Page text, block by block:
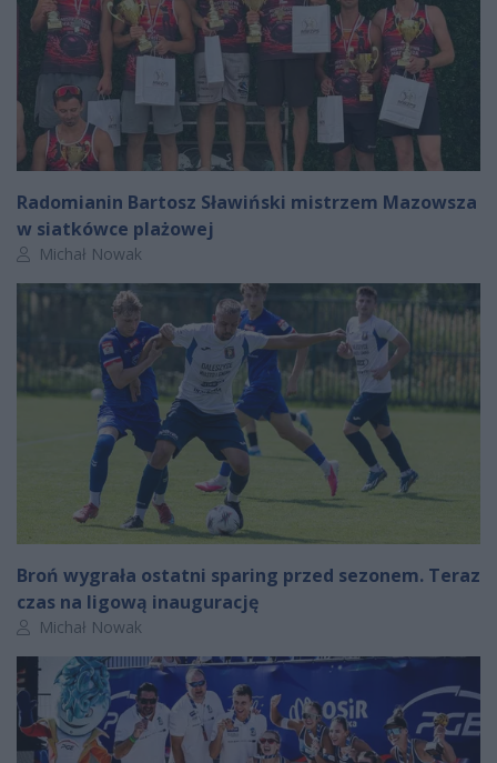
Radomianin Bartosz Sławiński mistrzem Mazowsza
w siatkówce plażowej
Autor artykułu:
Michał Nowak
Broń wygrała ostatni sparing przed sezonem. Teraz
czas na ligową inaugurację
Autor artykułu:
Michał Nowak